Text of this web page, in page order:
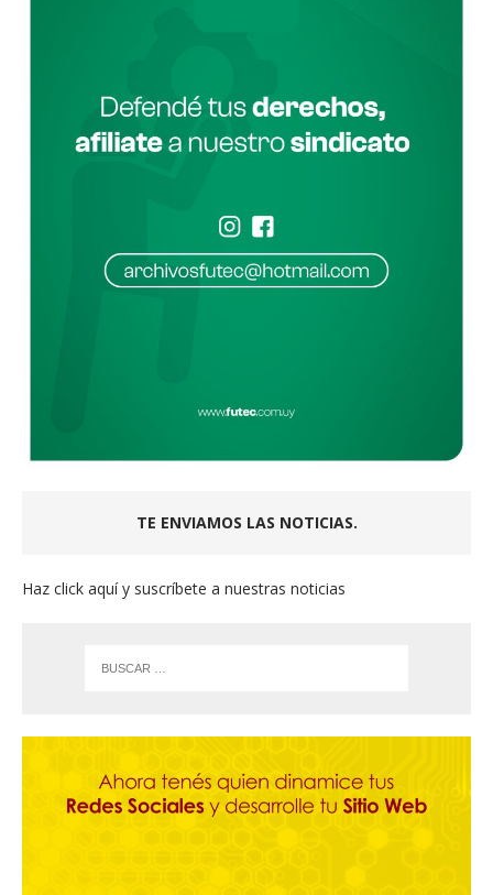
TE ENVIAMOS LAS NOTICIAS.
Haz click aquí y suscríbete a nuestras noticias